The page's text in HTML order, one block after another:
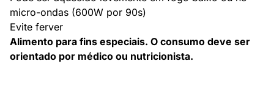
micro-ondas (600W por 90s)
Evite ferver
Alimento para fins especiais. O consumo deve ser
orientado por médico ou nutricionista.